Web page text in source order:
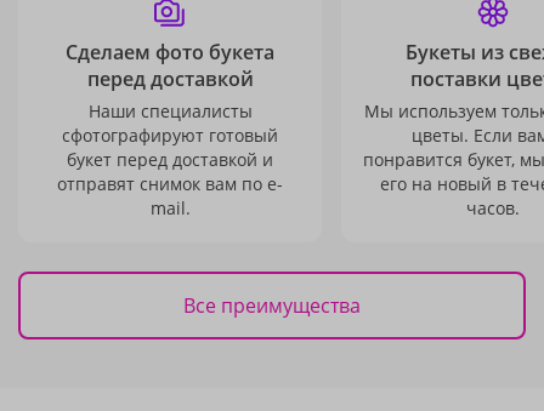
Сделаем фото букета
перед доставкой
Наши специалисты
сфотографируют готовый
букет перед доставкой и
отправят снимок вам по e-
mail.
Букеты из
поставки
Мы используем
цветы. Если
понравится букет,
его на новый в
часов.
Все преимущества